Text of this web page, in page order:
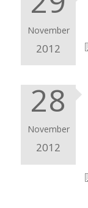
November
2012
28
November
2012